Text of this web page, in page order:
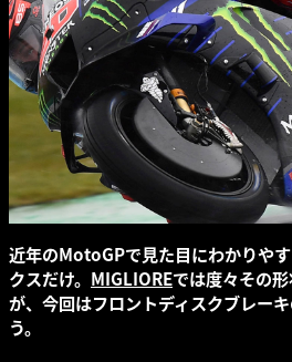
近年のMotoGPで見た目にわかりや
クスだけ。 MIGLIOREでは度々その
が、今回はフロントディスクブレー
う。